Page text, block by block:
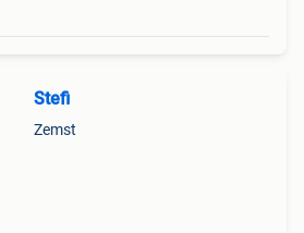
Stefi
Zemst